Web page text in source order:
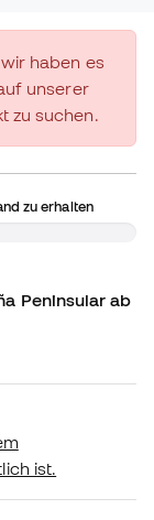
haben es
unserer
zu suchen.
zu erhalten
Peninsular ab
ist.